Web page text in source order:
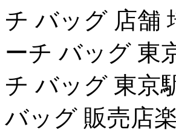
チ バッグ 店舗
ーチ バッグ 東
チ バッグ 東京
バッグ 販売店